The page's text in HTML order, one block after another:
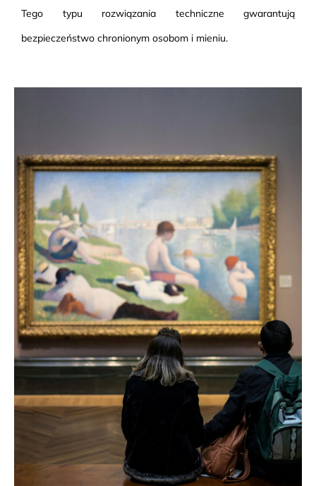
Tego typu rozwiązania techniczne gwarantują
bezpieczeństwo chronionym osobom i mieniu.